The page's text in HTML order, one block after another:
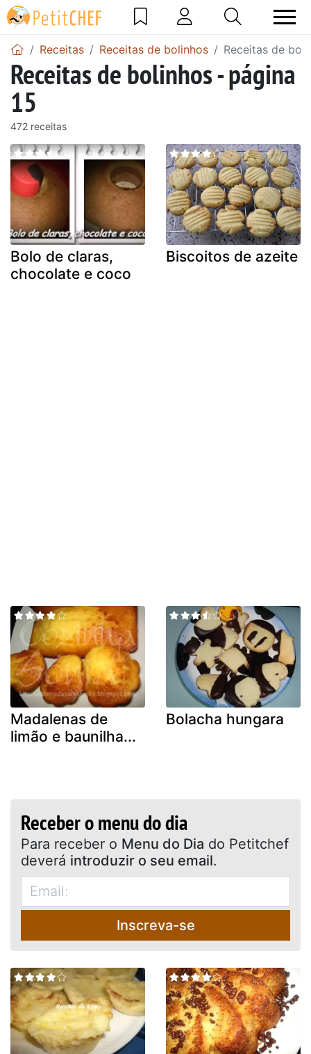
Receitas Receitas de bolinhos Receitas de
Receitas de bolinhos - página
15
472 receitas
Bolo de claras,
chocolate e coco
Biscoitos de azeite
Madalenas de
limão e baunilha...
Bolacha hungara
Receber o menu do dia
Para receber o Menu do Dia do Petitchef
deverá introduzir o seu email.
Inscreva-se